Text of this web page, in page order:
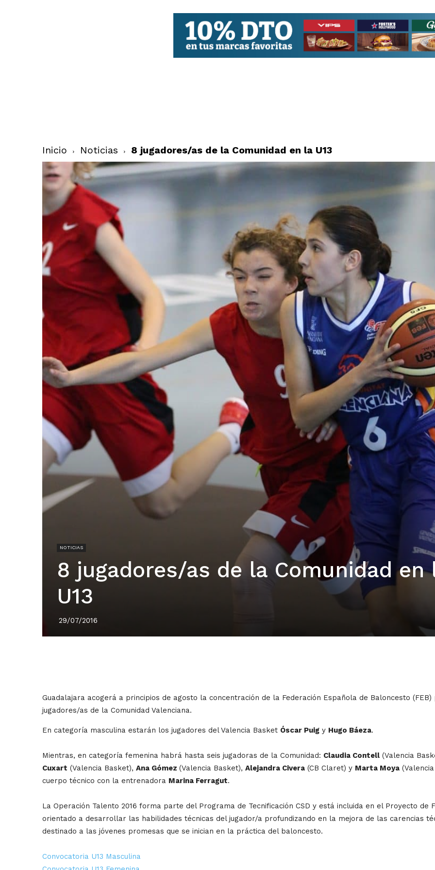
Inicio Noticias 8 jugadores/as de la Comunidad en la U13
NOTICIAS
8 jugadores/as de la Comunidad en
U13
29/07/2016
Guadalajara acogerá a principios de agosto la concentración de la Federación Española de Baloncesto
jugadores/as de la Comunidad Valenciana.
En categoría masculina estarán los jugadores del Valencia Basket Óscar Puigy Hugo Báeza.
Mientras, en categoría femenina habrá hasta seis jugadoras de la Comunidad: Claudia Contell(Valencia
Cuxart (Valencia Basket), Ana Gómez (Valencia Basket), Alejandra Civera(CB Claret) y Marta Moya
cuerpo técnico con la entrenadora Marina Ferragut.
La Operación Talento 2016 forma parte del Programa de Tecnificación CSD y está incluida en el Proyecto de
orientado a desarrollar las habilidades técnicas del jugador/a profundizando en la mejora de las carencias
destinado a las jóvenes promesas que se inician en la práctica del baloncesto.
Convocatoria U13 Masculina